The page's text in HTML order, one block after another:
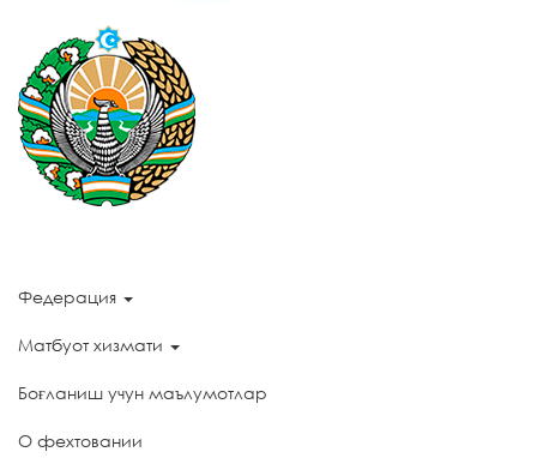
Федерация
Матбуот хизмати
Боғланиш учун маълумотлар
О фехтовании